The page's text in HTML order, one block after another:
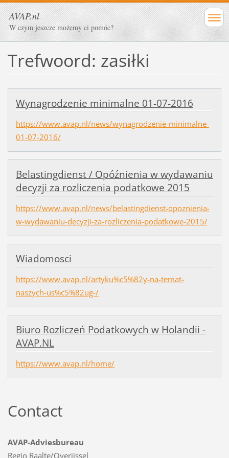
AVAP.nl
W czym jeszcze możemy ci pomóc?
Trefwoord: zasiłki
Wynagrodzenie minimalne 01-07-2016
https://www.avap.nl/news/wynagrodzenie-minimalne-
01-07-2016/
Belastingdienst / Opóźnienia w wydawaniu
decyzji za rozliczenia podatkowe 2015
https://www.avap.nl/news/belastingdienst-opoznienia-
w-wydawaniu-decyzji-za-rozliczenia-podatkowe-2015/
Wiadomosci
https://www.avap.nl/artyku%c5%82y-na-temat-
naszych-us%c5%82ug-/
Biuro Rozliczeń Podatkowych w Holandii -
AVAP.NL
https://www.avap.nl/home/
Contact
AVAP-Adviesbureau
Regio Raalte/Overijssel